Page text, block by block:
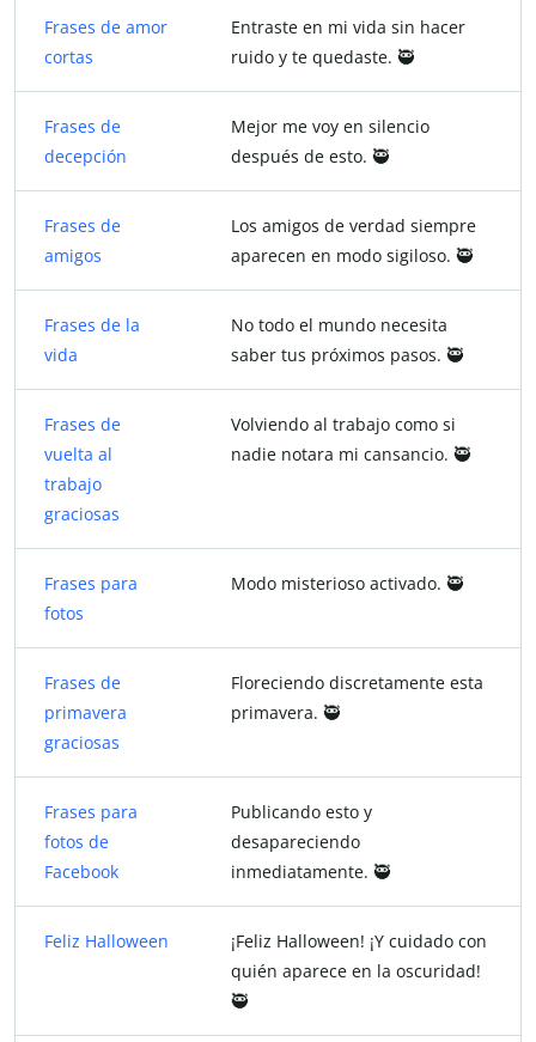
Frases de amor
cortas
Entraste en mi vida sin hacer
ruido y te quedaste. 🥷
Frases de
decepción
Mejor me voy en silencio
después de esto. 🥷
Frases de
amigos
Los amigos de verdad siempre
aparecen en modo sigiloso. 🥷
Frases de la
vida
No todo el mundo necesita
saber tus próximos pasos. 🥷
Frases de
vuelta al
trabajo
graciosas
Volviendo al trabajo como si
nadie notara mi cansancio. 🥷
Frases para
fotos
Modo misterioso activado. 🥷
Frases de
primavera
graciosas
Floreciendo discretamente esta
primavera. 🥷
Frases para
fotos de
Facebook
Publicando esto y
desapareciendo
inmediatamente. 🥷
Feliz Halloween
¡Feliz Halloween! ¡Y cuidado con
quién aparece en la oscuridad!
🥷